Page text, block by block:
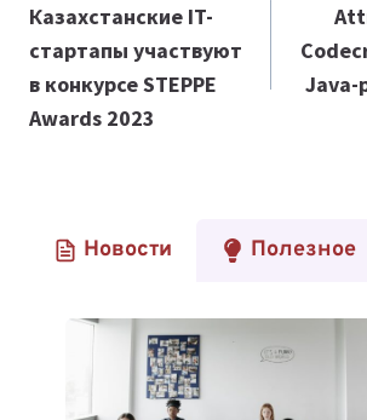
по
записям
Казахстанские IT-
стартапы участвуют
в конкурсе STEPPE
Awards 2023
Java-
Новости Полезное